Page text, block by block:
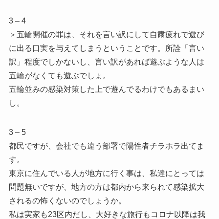
3 – 4
＞五輪開催の罪は、それを言い訳にして自粛疲れで遊び
に出る口実を与えてしまうということです。所詮「言い
訳」程度でしかないし、言い訳があれば遊ぶような人は
五輪がなくても遊ぶでしょ。
五輪並みの感染対策した上で遊んでるわけでもあるまい
し。
3 – 5
都民ですが、会社でも違う部署で陽性者チラホラ出てま
す。
東京に住んでいる人が地方に行く事は、私達にとっては
問題無いですが、地方の方は都内から来られて感染拡大
されるの怖くないのでしょうか。
私は実家も23区内だし、大好きな旅行もコロナ以降は我